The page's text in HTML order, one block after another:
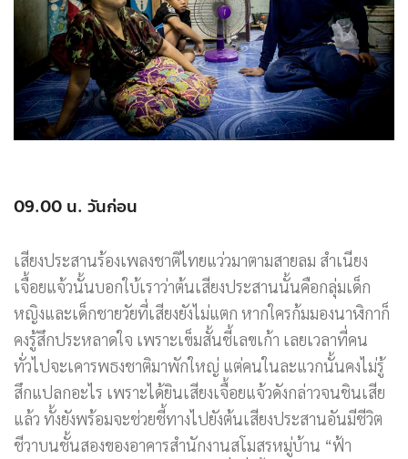
09.00 น. วันก่อน
เสียงประสานร้องเพลงชาติไทยแว่วมาตามสายลม สำเนียง
เจื้อยแจ้วนั้นบอกใบ้เราว่าต้นเสียงประสานนั้นคือกลุ่มเด็ก
หญิงและเด็กชายวัยที่เสียงยังไม่แตก หากใครก้มมองนาฬิกาก็
คงรู้สึกประหลาดใจ เพราะเข็มสั้นชี้เลขเก้า เลยเวลาที่คน
ทั่วไปจะเคารพธงชาติมาพักใหญ่ แต่คนในละแวกนั้นคงไม่รู้
สึกแปลกอะไร เพราะได้ยินเสียงเจื้อยแจ้วดังกล่าวจนชินเสีย
แล้ว ทั้งยังพร้อมจะช่วยชี้ทางไปยังต้นเสียงประสานอันมีชีวิต
ชีวาบนชั้นสองของอาคารสำนักงานสโมสรหมู่บ้าน “ฟ้า